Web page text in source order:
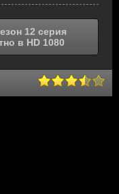
12 серия
в HD 1080